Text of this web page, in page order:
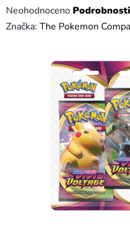
Průměrné
hodnocení
Neohodnoceno
Značka: The Pokemon